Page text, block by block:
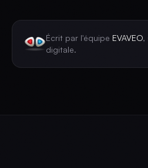
Écrit par l'équipe EVAVEO,
digitale.